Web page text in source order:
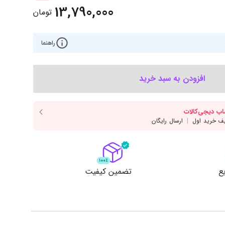
تغذیه (پاور)
13,790,000 تومان
راهنما
افزودن به سبد خرید
تضمین کیفیت